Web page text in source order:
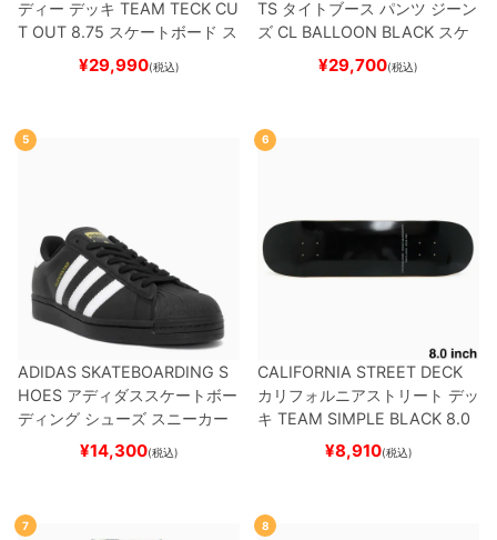
ディー デッキ TEAM TECK CU
T OUT 8.75 スケートボード ス
¥29,990(税込)
TS タイトブース パンツ ジーン
ズ CL BALLOON BLACK スケ
ートボード スケボー
¥29,700(税込)
5
ADIDAS SKATEBOARDING S
HOES アディダススケートボー
ディング シューズ スニーカー
スーパースターSUPERSTAR A
BLACK/WHITE/WHITE
ー
¥14,300(税込)
6
CALIFORNIA STREET DECK
カリフォルニアストリート デッ
キ TEAM SIMPLE BLACK 8.0
ブランク（BBS / GENERATO
スケートボード スケボー
¥8,910(税込)
7 8